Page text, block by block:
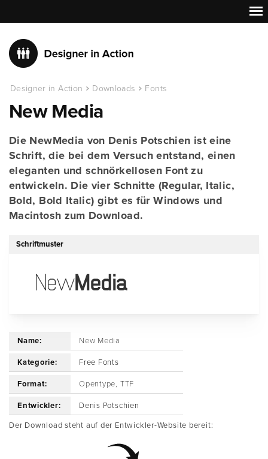
Designer in Action Downloads Fonts
New Media
Die NewMedia von Denis Potschien ist eine
Schrift, die bei dem Versuch entstand, einen
eleganten und schnörkellosen Font zu
entwickeln. Die vier Schnitte (Regular, Italic,
Bold, Bold Italic) gibt es für Windows und
Macintosh zum Download.
Schriftmuster
Name: New Media
Kategorie: Free Fonts
Format: Opentype, TTF
Entwickler: Denis Potschien
Der Download steht auf der Entwickler-Website bereit: